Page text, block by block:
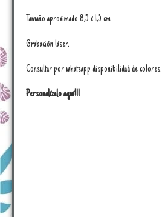
Tamaño aproximado 8,5 x 1,5 cm
Grabación láser.
Consultar por whatsapp disponibilidad de colores.
Personalízalo aquí!!!